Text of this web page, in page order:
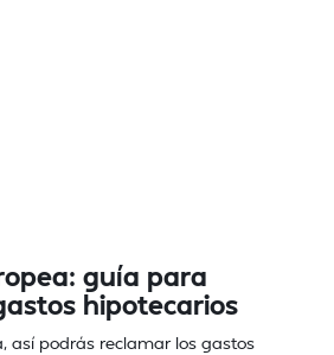
guía para
hipotecarios
así podrás reclamar los gastos